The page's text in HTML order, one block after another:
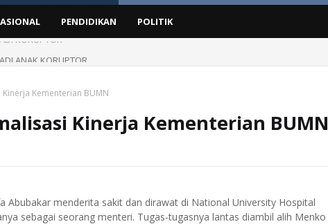
PENDIDIKAN POLITIK
Kementerian BUMN
Kinerja Kementerian BUMN
Abubakar menderita sakit dan dirawat di National University Hospital
sebagai seorang menteri. Tugas-tugasnya lantas diambil alih Menko